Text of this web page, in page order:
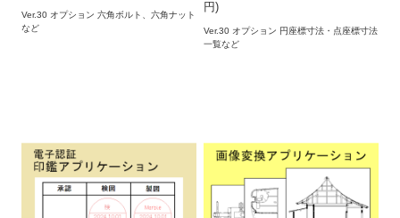
Ver.30 オプション 六角ボルト、六角ナット
など
円)
Ver.30 オプション 円座標寸法・点座標寸法
一覧など